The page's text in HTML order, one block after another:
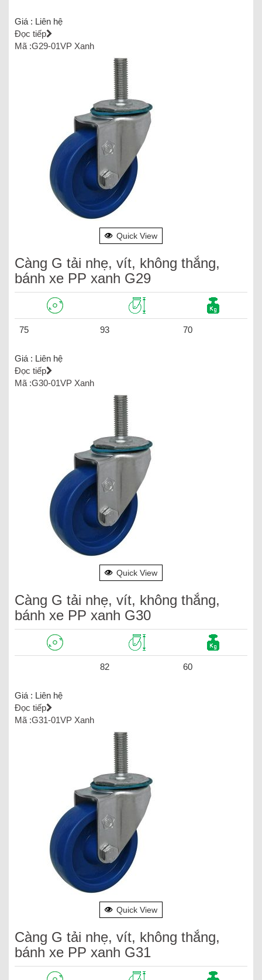
Giá : Liên hệ
Đọc tiếp
Mã :G29-01VP Xanh
Quick View
Càng G tải nhẹ, vít, không thắng,
bánh xe PP xanh G29
75 93 70
Giá : Liên hệ
Đọc tiếp
Mã :G30-01VP Xanh
Quick View
Càng G tải nhẹ, vít, không thắng,
bánh xe PP xanh G30
82 60
Giá : Liên hệ
Đọc tiếp
Mã :G31-01VP Xanh
Quick View
Càng G tải nhẹ, vít, không thắng,
bánh xe PP xanh G31